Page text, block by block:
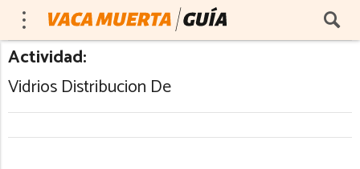
Actividad:
Vidrios Distribucion De